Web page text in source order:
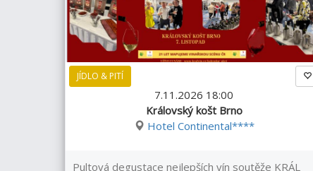
JÍDLO & PITÍ
7.11.2026 18:00
Královský košt Brno
Hotel Continental****
Pultová degustace nejlepších vín soutěže KRÁL